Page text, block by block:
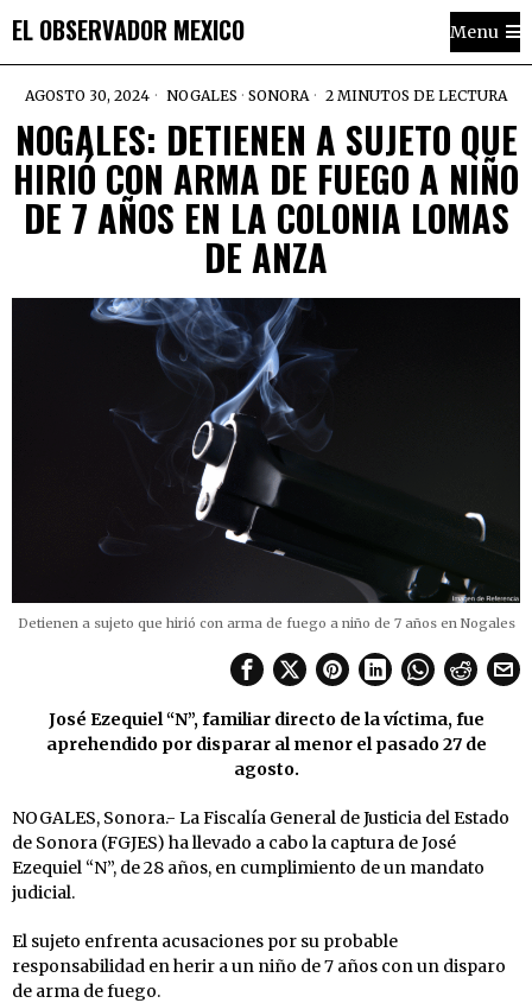
EL OBSERVADOR MEXICO Menu
AGOSTO 30, 2024 NOGALES · SONORA 2 MINUTOS DE LECTURA
NOGALES: DETIENEN A SUJETO QUE
HIRIÓ CON ARMA DE FUEGO A NIÑO
DE 7 AÑOS EN LA COLONIA LOMAS
DE ANZA
Detienen a sujeto que hirió con arma de fuego a niño de 7 años en Nogales
José Ezequiel “N”, familiar directo de la víctima, fue
aprehendido por disparar al menor el pasado 27 de
agosto.
NOGALES, Sonora.- La Fiscalía General de Justicia del Estado
de Sonora (FGJES) ha llevado a cabo la captura de José
Ezequiel “N”, de 28 años, en cumplimiento de un mandato
judicial.
El sujeto enfrenta acusaciones por su probable
responsabilidad en herir a un niño de 7 años con un disparo
de arma de fuego.